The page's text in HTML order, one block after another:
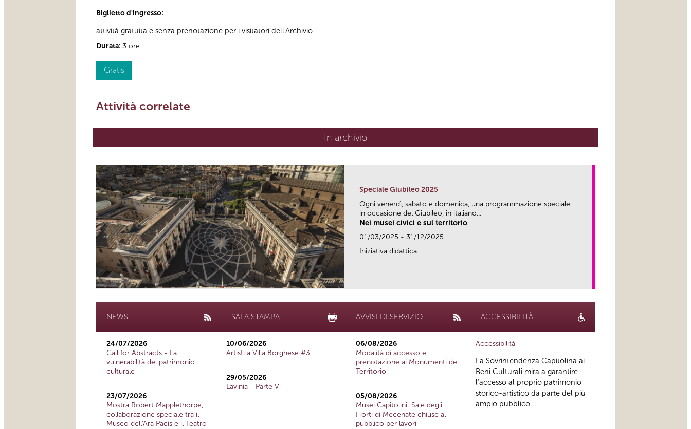
Biglietto d'ingresso:
attività gratuita e senza prenotazione per i visitatori dell'Archivio
Durata: 3 ore
Gratis
Attività correlate
In archivio
Speciale Giubileo 2025
Ogni venerdì, sabato e domenica, una programmazione speciale
in occasione del Giubileo, in italiano...
Nei musei civici e sul territorio
01/03/2025 - 31/12/2025
Iniziativa didattica
NEWS
24/07/2026
Call for Abstracts - La
vulnerabilità del patrimonio
culturale
23/07/2026
Mostra Robert Mapplethorpe,
collaborazione speciale tra il
Museo dell'Ara Pacis e il Teatro
SALA STAMPA
10/06/2026
Artisti a Villa Borghese #3
29/05/2026
Lavinia - Parte V
AVVISI DI SERVIZIO
06/08/2026
Modalità di accesso e
prenotazione ai Monumenti del
Territorio
05/08/2026
Musei Capitolini: Sale degli
Horti di Mecenate chiuse al
pubblico per lavori
ACCESSIBILITÀ
Accessibilità
La Sovrintendenza Capitolina ai
Beni Culturali mira a garantire
l’accesso al proprio patrimonio
storico-artistico da parte del più
ampio pubblico...